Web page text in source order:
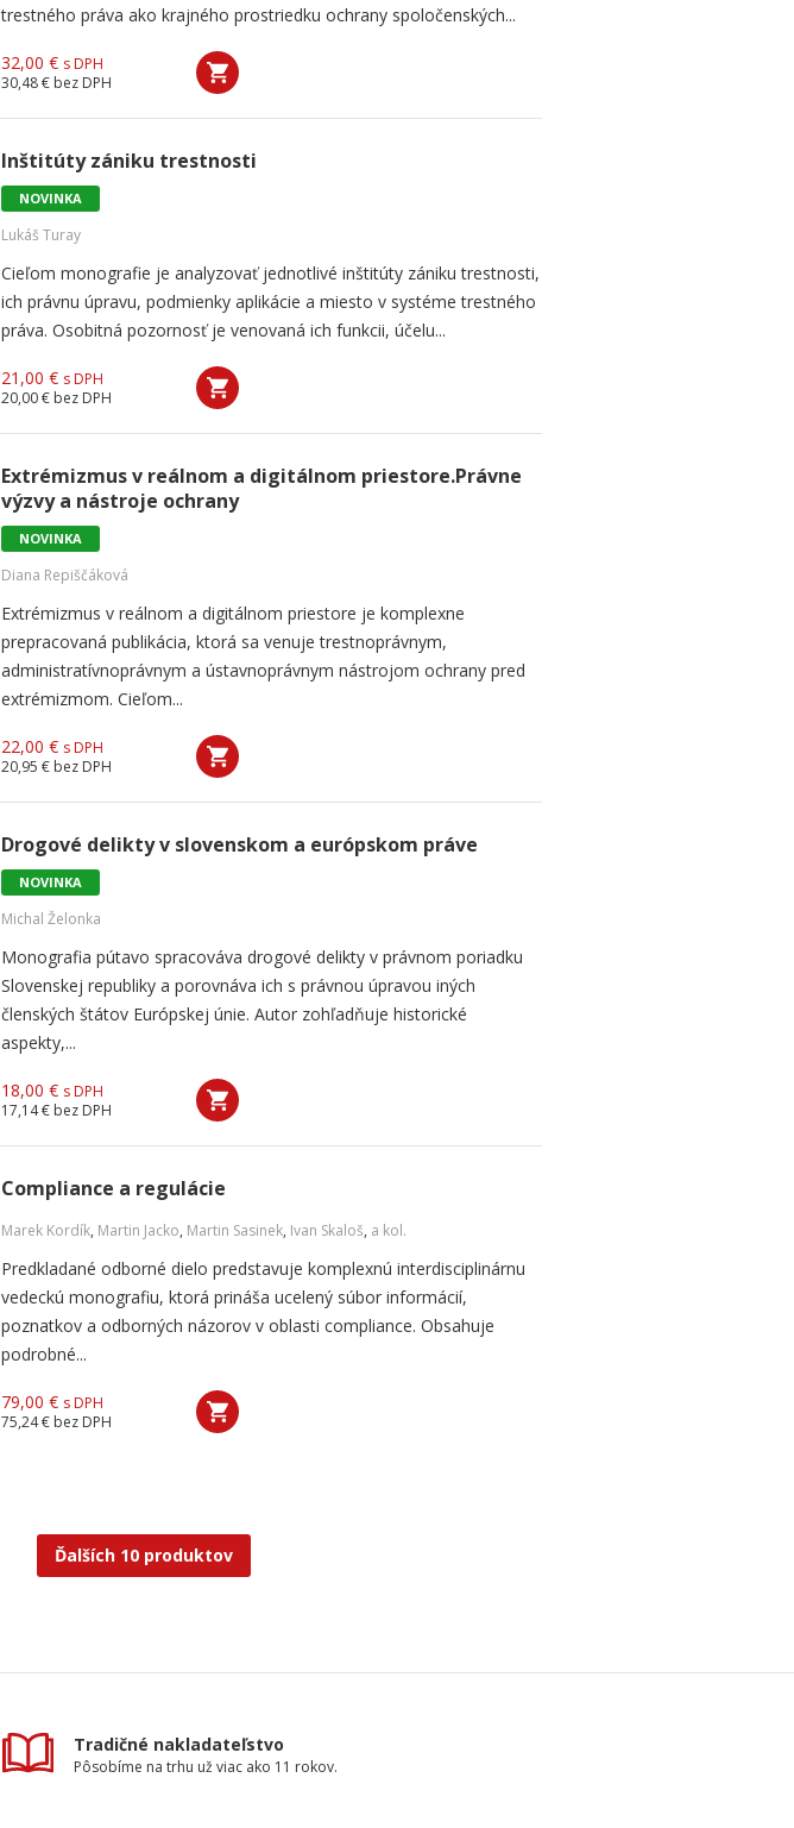
trestného práva ako krajného prostriedku ochrany spoločenských...
32,00 € s DPH
30,48 € bez DPH
Inštitúty zániku trestnosti
NOVINKA
Lukáš Turay
Cieľom monografie je analyzovať jednotlivé inštitúty zániku trestnosti,
ich právnu úpravu, podmienky aplikácie a miesto v systéme trestného
práva. Osobitná pozornosť je venovaná ich funkcii, účelu...
21,00 € s DPH
20,00 € bez DPH
Extrémizmus v reálnom a digitálnom priestore.Právne
výzvy a nástroje ochrany
NOVINKA
Diana Repiščáková
Extrémizmus v reálnom a digitálnom priestore je komplexne
prepracovaná publikácia, ktorá sa venuje trestnoprávnym,
administratívnoprávnym a ústavnoprávnym nástrojom ochrany pred
extrémizmom. Cieľom...
22,00 € s DPH
20,95 € bez DPH
Drogové delikty v slovenskom a európskom práve
NOVINKA
Michal Želonka
Monografia pútavo spracováva drogové delikty v právnom poriadku
Slovenskej republiky a porovnáva ich s právnou úpravou iných
členských štátov Európskej únie. Autor zohľadňuje historické
aspekty,...
18,00 € s DPH
17,14 € bez DPH
Compliance a regulácie
Marek Kordík, Martin Jacko, Martin Sasinek, Ivan Skaloš, a kol.
Predkladané odborné dielo predstavuje komplexnú interdisciplinárnu
vedeckú monografiu, ktorá prináša ucelený súbor informácií,
poznatkov a odborných názorov v oblasti compliance. Obsahuje
podrobné...
79,00 € s DPH
75,24 € bez DPH
Ďalších 10 produktov
Tradičné nakladateľstvo
Pôsobíme na trhu už viac ako 11 rokov.